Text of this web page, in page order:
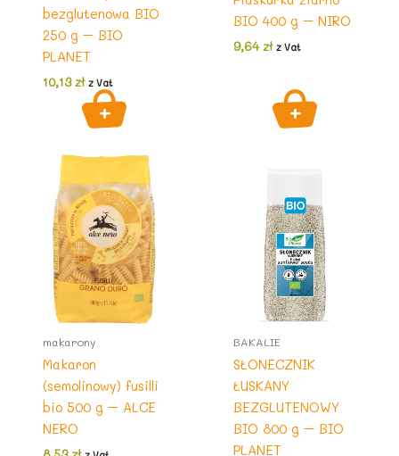
bezglutenowa BIO
250 g – BIO
PLANET
10,13zł z Vat
BIO 400 g – NIRO
9,64 zł z Vat
makarony
Makaron
(semolinowy) fusilli
bio 500 g – ALCE
NERO
BAKALIE
SŁONECZNIK
ŁUSKANY
BEZGLUTENOWY
BIO 800 g – BIO
PLANET